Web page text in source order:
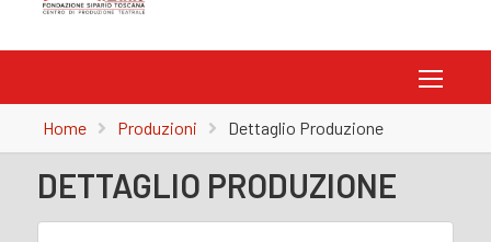
Home Produzioni Dettaglio Produzione
DETTAGLIO PRODUZIONE